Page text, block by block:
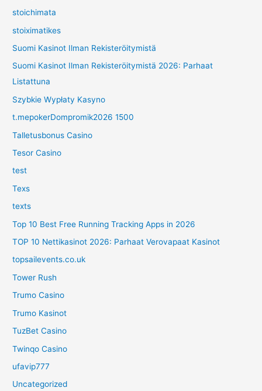
stoichimata
stoiximatikes
Suomi Kasinot Ilman Rekisteröitymistä
Suomi Kasinot Ilman Rekisteröitymistä 2026: Parhaat
Listattuna
Szybkie Wypłaty Kasyno
t.mepokerDompromik2026 1500
Talletusbonus Casino
Tesor Casino
test
Texs
texts
Top 10 Best Free Running Tracking Apps in 2026
TOP 10 Nettikasinot 2026: Parhaat Verovapaat Kasinot
topsailevents.co.uk
Tower Rush
Trumo Casino
Trumo Kasinot
TuzBet Casino
Twinqo Casino
ufavip777
Uncategorized